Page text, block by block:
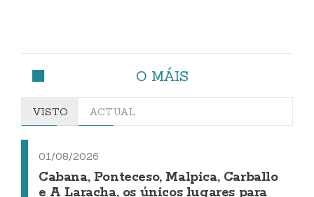
O MÁIS
VISTO ACTUAL
01/08/2026
Cabana, Ponteceso, Malpica, Carballo
e A Laracha, os únicos lugares para